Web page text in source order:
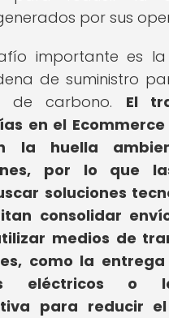
por sus
importante es la
de suministro
de carbono. El
en el
la huella
por lo que
soluciones
consolidar
medios de
como la
eléctricos o
para reducir